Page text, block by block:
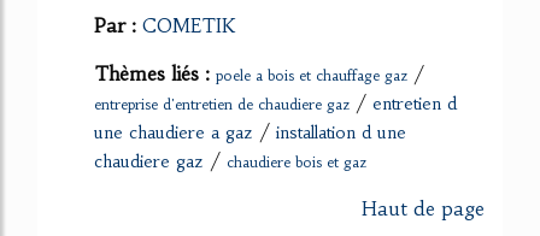
Par : COMETIK
Thèmes liés : poele a bois et chauffage gaz /
entreprise d'entretien de chaudiere gaz / entretien d
une chaudiere a gaz / installation d une
chaudiere gaz / chaudiere bois et gaz
Haut de page